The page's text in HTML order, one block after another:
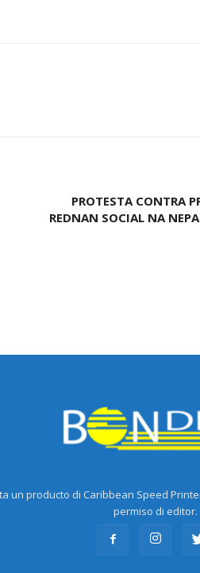
PROTESTA CONTRA
REDNAN SOCIAL NA
un producto di Caribbean Speed
permiso di editor.